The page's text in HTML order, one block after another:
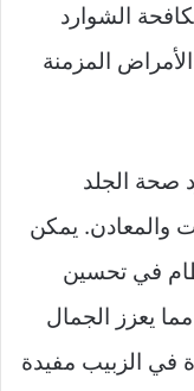
الشوارد
المزمنة
صحة الجلد
والمعادن. يمكن
في تحسين
يعزز الجمال
في الزبيب مفيدة